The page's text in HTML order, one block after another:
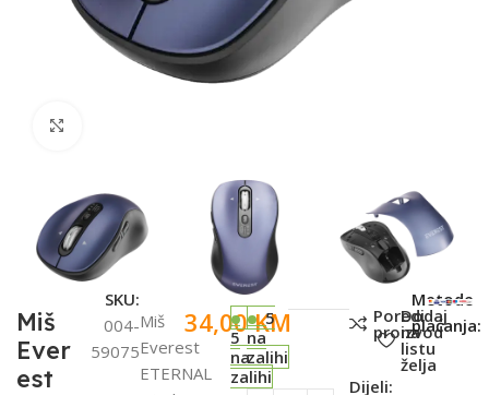
Miš
Ever
est
SKU:
004-
59075
Miš
Everest
ETERNAL
34,00KM
5
na
zalihi
5
na
zalihi
Poredi
proizvod
Dodaj
na
listu
želja
Dijeli:
Metode
plaćanja: